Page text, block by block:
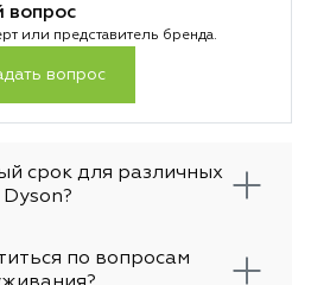
вопрос
или представитель бренда.
вопрос
срок для различных
по вопросам